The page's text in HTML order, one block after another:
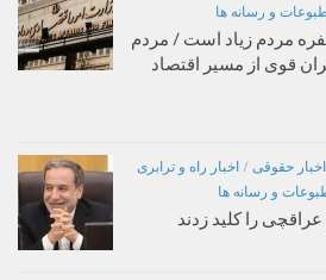
و رسانه ها
مردم زیاد است / مردم
قوی از مسیر اقتصاد
اخبار حقوقی / اخبار راه و ترابری
و رسانه ها
را کلید زدند